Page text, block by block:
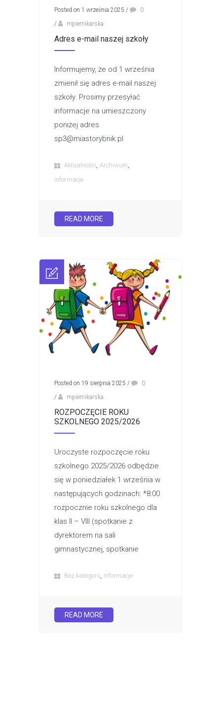
Posted on 1 września 2025 /
0
/
mpiernikarska
Adres e-mail naszej szkoły
Informujemy, że od 1 września
zmienił się adres e-mail naszej
szkoły. Prosimy przesyłać
informacje na umieszczony
poniżej adres.
sp3@miastorybnik.pl
Aktualności, Archiwum,
Informacje
READ MORE
Posted on 19 sierpnia 2025 /
0
/
mpiernikarska
ROZPOCZĘCIE ROKU
SZKOLNEGO 2025/2026
Uroczyste rozpoczęcie roku
szkolnego 2025/2026 odbędzie
się w poniedziałek 1 września w
następujących godzinach: *8:00
rozpocznie roku szkolnego dla
klas II – VIII (spotkanie z
dyrektorem na sali
gimnastycznej, spotkanie
Bez kategorii, Informacje
READ MORE